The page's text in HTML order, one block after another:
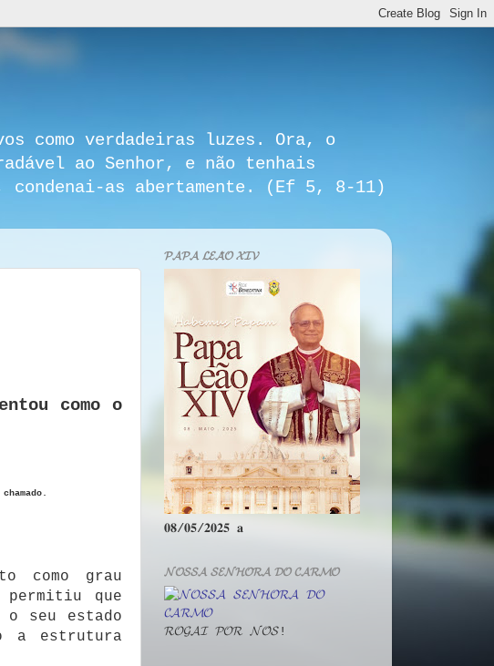
como verdadeiras luzes. Ora, o
ao Senhor, e não tenhais
as abertamente. (Ef 5, 8-11)
como o
como grau
permitiu que
o seu estado
a estrutura
𝓟𝓐𝓟𝓐 𝓛𝓔𝓐̃𝓞 𝓧𝓘𝓥
𝟎𝟖/𝟎𝟓/𝟐𝟎𝟐𝟓 𝐚
𝓝𝓞𝓢𝓢𝓐 𝓢𝓔𝓝𝓗𝓞𝓡𝓐 𝓓𝓞 𝓒𝓐𝓡𝓜𝓞
𝓡𝓞𝓖𝓐𝓘 𝓟𝓞𝓡 𝓝𝓞́𝓢!